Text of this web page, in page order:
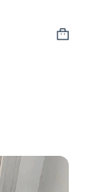
Carrinho